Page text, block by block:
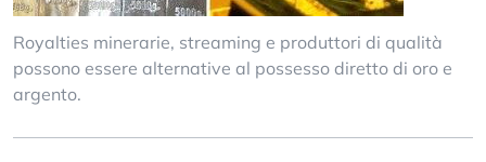
Royalties minerarie, streaming e produttori di qualità
possono essere alternative al possesso diretto di oro e
argento.